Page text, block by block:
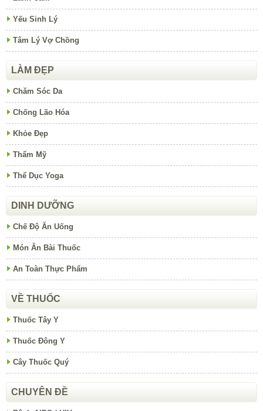
Yếu Sinh Lý
Tâm Lý Vợ Chồng
LÀM ĐẸP
Chăm Sóc Da
Chống Lão Hóa
Khỏe Đẹp
Thẩm Mỹ
Thể Dục Yoga
DINH DƯỠNG
Chế Độ Ăn Uống
Món Ăn Bài Thuốc
An Toàn Thực Phẩm
VỀ THUỐC
Thuốc Tây Y
Thuốc Đông Y
Cây Thuốc Quý
CHUYÊN ĐỀ